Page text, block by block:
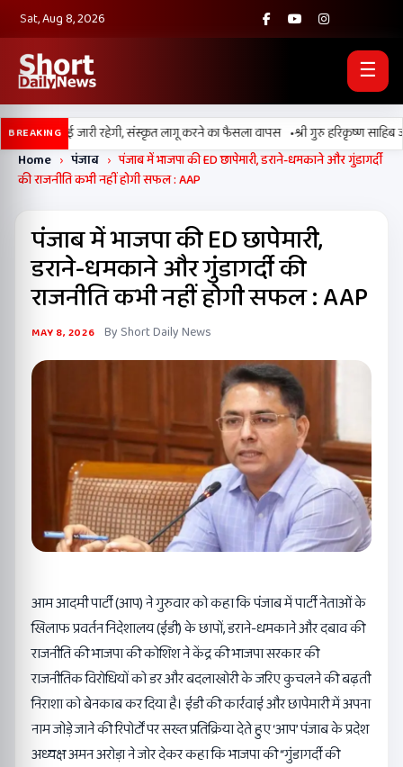
Sat, Aug 8, 2026
☰
BREAKING
की पढ़ाई जारी रहेगी, संस्कृत लागू करने का फैसला वापस •श्री गुरु हरिकृष्ण साहिब जी
Home › पंजाब › पंजाब में भाजपा की ED छापेमारी, डराने-धमकाने और गुंडागर्दी
की राजनीति कभी नहीं होगी सफल : AAP
पंजाब में भाजपा की ED छापेमारी,
डराने-धमकाने और गुंडागर्दी की
राजनीति कभी नहीं होगी सफल : AAP
MAY 8, 2026 By Short Daily News
आम आदमी पार्टी (आप) ने गुरुवार को कहा कि पंजाब में पार्टी नेताओं के
खिलाफ प्रवर्तन निदेशालय (ईडी) के छापों, डराने-धमकाने और दबाव की
राजनीति की भाजपा की कोशिश ने केंद्र की भाजपा सरकार की
राजनीतिक विरोधियों को डर और बदलाखोरी के जरिए कुचलने की बढ़ती
निराशा को बेनकाब कर दिया है। ईडी की कार्रवाई और छापेमारी में अपना
नाम जोड़े जाने की रिपोर्टों पर सख्त प्रतिक्रिया देते हुए ‘आप’ पंजाब के प्रदेश
अध्यक्ष अमन अरोड़ा ने जोर देकर कहा कि भाजपा की “गुंडागर्दी की